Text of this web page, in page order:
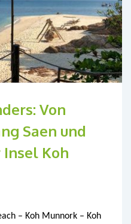
Von
Saen und
Insel Koh
– Koh Munnork – Koh